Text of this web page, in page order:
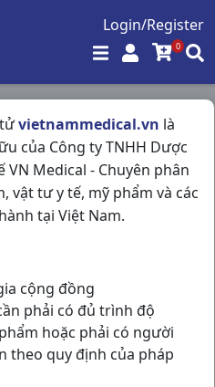
Login/Register
0
vietnammedical.vn là
của Công ty TNHH Dược
VN Medical - Chuyên phân
vật tư y tế, mỹ phẩm và các
tại Việt Nam.
cộng đồng
phải có đủ trình độ
hoặc phải có người
theo quy định của pháp
Máu Não /